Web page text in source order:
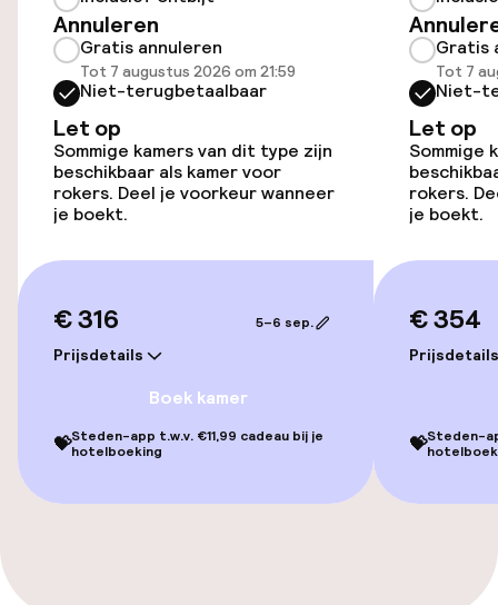
Overal rolstoeltoegankelijk
Kamers
Kamers voor rokers beschikbaar
Zwemmen & wellness
Spa behandelingen
Fitnessruimte / gym
Entertainment
Annuleren
Gratis annuleren
Tot 7 augustus 2026 om 21:59
Niet-terugbetaalbaar
Let op
Sommige kamers van dit type zijn
beschikbaar als kamer voor
rokers. Deel je voorkeur wanneer
je boekt.
€ 316
Prijsdetails
5–6 sep.
Boek kamer
💝Steden-app t.w.v. €11,99 cadeau bij je
hotelboeking
Gratis
Tot 7
Niet-
Let op
Sommige
rokers.
je boekt.
€ 354
Prijsdetails
💝Steden-